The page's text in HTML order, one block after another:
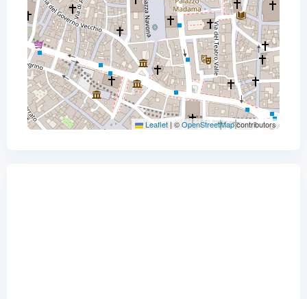
Leaflet|©OpenStreetMapcontributors